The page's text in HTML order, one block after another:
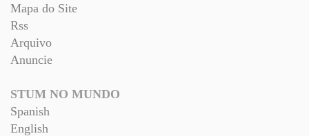
Mapa do Site
Rss
Arquivo
Anuncie
STUM NO MUNDO
Spanish
English